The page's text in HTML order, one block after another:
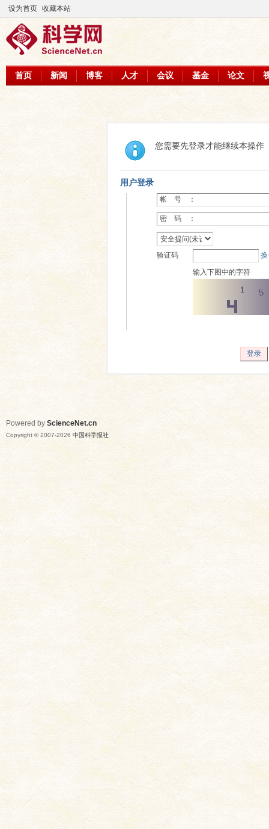
设为首页 收藏本站
首页 新闻 博客 人才 会议 基金 论文
您需要先登录才能继续本操作
用户登录
帐 号 ：
密 码 ：
验证码
输入下图中的字符
登录
Powered by ScienceNet.cn
Copyright © 2007-2026 中国科学报社